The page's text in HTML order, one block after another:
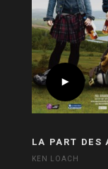
LA PART DES
KEN LOACH